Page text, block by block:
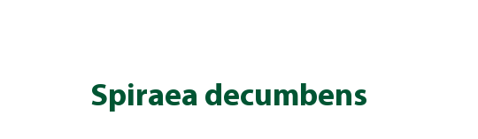
Spiraea decumbens